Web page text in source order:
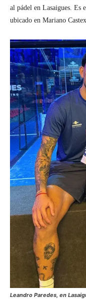
al pádel en Lasaigues. Es
ubicado en Mariano
Leandro Paredes, en